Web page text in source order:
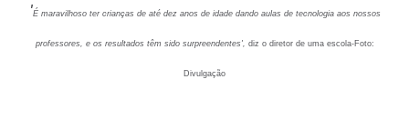
'É maravilhoso ter crianças de até dez anos de idade dando aulas de tecnologia aos nossos
professores, e os resultados têm sido surpreendentes', diz o diretor de uma escola-Foto:
Divulgação